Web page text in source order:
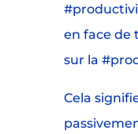
en face de
sur la
Cela